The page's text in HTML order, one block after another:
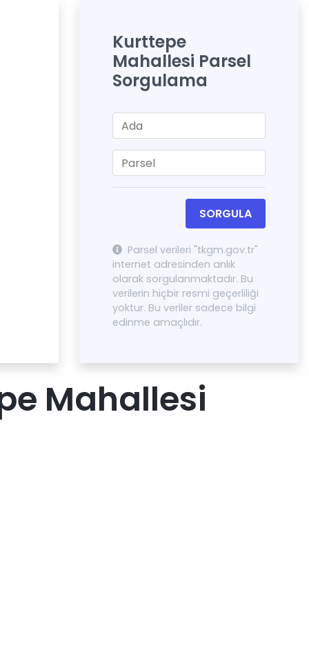
Kurttepe
Mahallesi Parsel
Sorgulama
SORGULA
Parsel verileri "tkgm.gov.tr"
internet adresinden anlık
olarak sorgulanmaktadır. Bu
verilerin hiçbir resmi geçerliliği
yoktur. Bu veriler sadece bilgi
edinme amaçlıdır.
Mahallesi